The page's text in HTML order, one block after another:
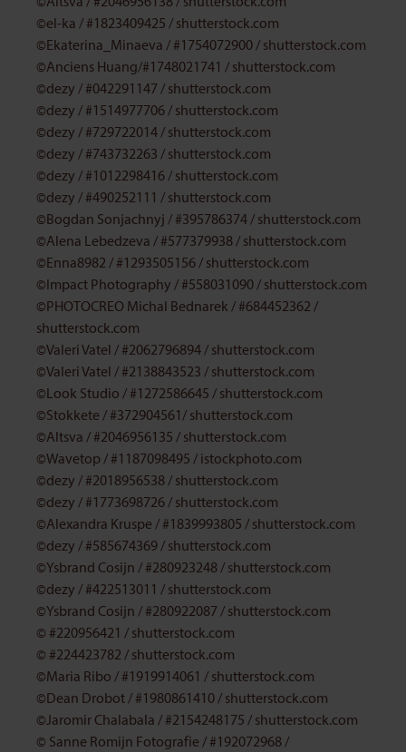
©el-ka / #1823409425 / shutterstock.com
©Ekaterina_Minaeva / #1754072900/ shutterstock.com
©Anciens Huang/#1748021741 / shutterstock.com
©dezy / #042291147 / shutterstock.com
©dezy / #1514977706/ shutterstock.com
©dezy / #729722014/ shutterstock.com
©dezy / #743732263 / shutterstock.com
©dezy / #1012298416/ shutterstock.com
©dezy / #490252111 / shutterstock.com
©Bogdan Sonjachnyj / #395786374/ shutterstock.com
©Alena Lebedzeva / #577379938/ shutterstock.com
©Enna8982 / #1293505156/ shutterstock.com
©Impact Photography / #558031090/ shutterstock.com
©PHOTOCREO Michal Bednarek / #684452362 /
shutterstock.com
©Valeri Vatel / #2062796894/ shutterstock.com
©Valeri Vatel / #2138843523 / shutterstock.com
©Look Studio / #1272586645 / shutterstock.com
©Stokkete / #372904561/ shutterstock.com
©Altsva / #2046956135 / shutterstock.com
©Wavetop / #1187098495 / istockphoto.com
©dezy / #2018956538 / shutterstock.com
©dezy / #1773698726 / shutterstock.com
©Alexandra Kruspe / #1839993805 / shutterstock.com
©dezy / #585674369 / shutterstock.com
©Ysbrand Cosijn / #280923248 / shutterstock.com
©dezy / #422513011 / shutterstock.com
©Ysbrand Cosijn / #280922087 / shutterstock.com
© #220956421 / shutterstock.com
© #224423782 / shutterstock.com
©Maria Ribo / #1919914061 / shutterstock.com
© Dean Drobot / #1980861410 / shutterstock.com
©Jaromir Chalabala / #2154248175 / shutterstock.com
© Sanne Romijn Fotografie / #192072968 /